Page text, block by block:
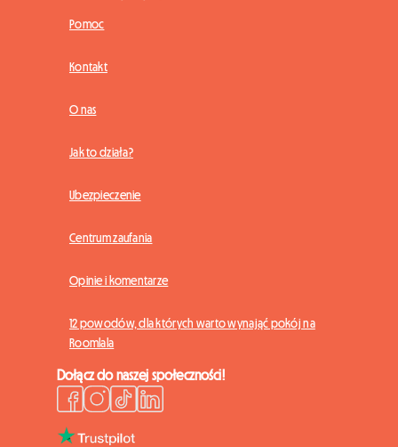
Pomoc
Kontakt
O nas
Jak to działa?
Ubezpieczenie
Centrum zaufania
Opinie i komentarze
12 powodów, dla których warto wynająć pokój na
Roomlala
Dołącz do naszej społeczności!